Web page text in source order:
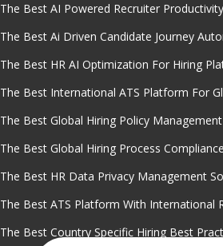
The Best AI Powered Recruiter
The Best Ai Driven Candidate Journey
The Best HR AI Optimization For Hiring
The Best International ATS Platform For
The Best Global Hiring Policy
The Best Global Hiring Process
The Best HR Data Privacy Management
The Best ATS Platform With International
The Best Country Specific Hiring Best